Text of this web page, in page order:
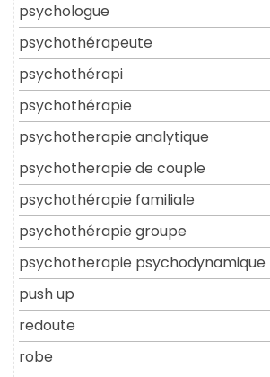
psychologue
psychothérapeute
psychothérapi
psychothérapie
psychotherapie analytique
psychotherapie de couple
psychothérapie familiale
psychothérapie groupe
psychotherapie psychodynamique
push up
redoute
robe